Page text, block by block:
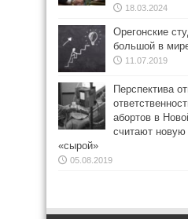
18.03.2024
Орегонские
большой в
11.07.2019
Перспектива
абортов в
считают новую
«сырой»
05.08.2019